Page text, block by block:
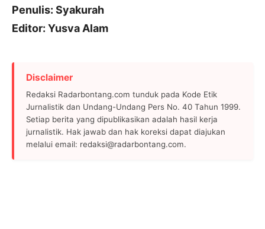
Penulis: Syakurah
Editor: Yusva Alam
Disclaimer
Redaksi Radarbontang.com tunduk pada Kode Etik
Jurnalistik dan Undang-Undang Pers No. 40 Tahun 1999.
Setiap berita yang dipublikasikan adalah hasil kerja
jurnalistik. Hak jawab dan hak koreksi dapat diajukan
melalui email: redaksi@radarbontang.com.